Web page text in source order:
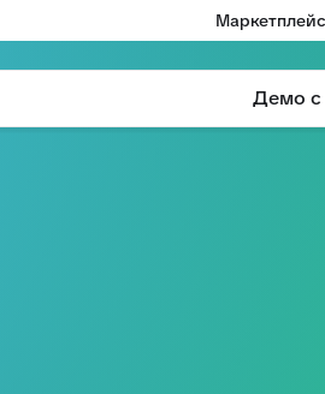
Маркетплейс
Демо с